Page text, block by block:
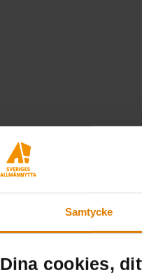
Samtycke
Dina cookies,